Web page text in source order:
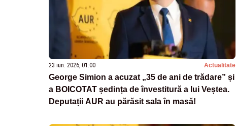
23 iun. 2026, 01:00 Actualitate
George Simion a acuzat „35 de ani de trădare” și
a BOICOTAT ședința de învestitură a lui Veștea.
Deputații AUR au părăsit sala în masă!